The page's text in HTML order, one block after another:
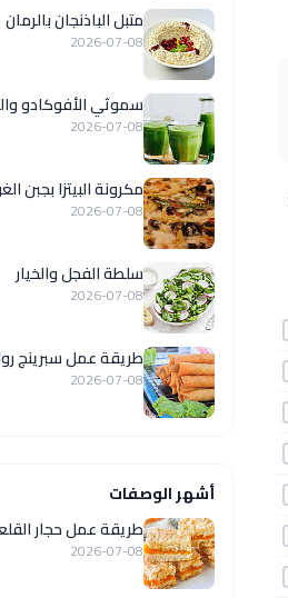
متبل الباذنجان بالرمان
2026-07-08
سموثي الأفوكادو
2026-07-08
مكرونة البيتزا بجبن
2026-07-08
سلطة الفجل والخيار
2026-07-08
طريقة عمل سبرينج
2026-07-08
أشهر الوصفات
طريقة عمل حجار
2026-07-08